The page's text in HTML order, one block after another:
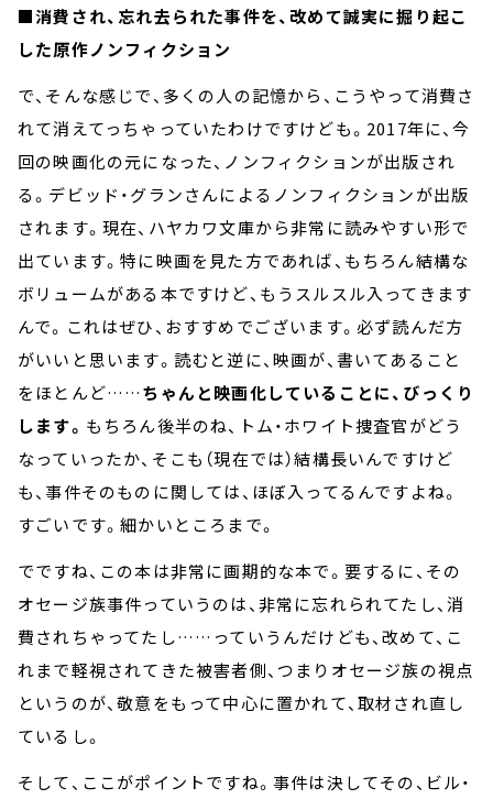
■消費され、忘れ去られた事件を、改めて誠実に掘り起こ
した原作ノンフィクション
で、そんな感じで、多くの人の記憶から、こうやって消費さ
れて消えてっちゃっていたわけですけども。2017年に、今
回の映画化の元になった、ノンフィクションが出版され
る。デビッド・グランさんによるノンフィクションが出版
されます。現在、ハヤカワ文庫から非常に読みやすい形で
出ています。特に映画を見た方であれば、もちろん結構な
ボリュームがある本ですけど、もうスルスル入ってきます
んで。これはぜひ、おすすめでございます。必ず読んだ方
がいいと思います。読むと逆に、映画が、書いてあること
をほとんど……ちゃんと映画化していることに、びっくり
します。 もちろん後半のね、トム・ホワイト捜査官がどう
なっていったか、そこも（現在では）結構長いんですけど
も、事件そのものに関しては、ほぼ入ってるんですよね。
すごいです。細かいところまで。
でですね、この本は非常に画期的な本で。要するに、その
オセージ族事件っていうのは、非常に忘れられてたし、消
費されちゃってたし……っていうんだけども、改めて、こ
れまで軽視されてきた被害者側、つまりオセージ族の視点
というのが、敬意をもって中心に置かれて、取材され直し
ているし。
そして、ここがポイントですね。事件は決してその、ビル・